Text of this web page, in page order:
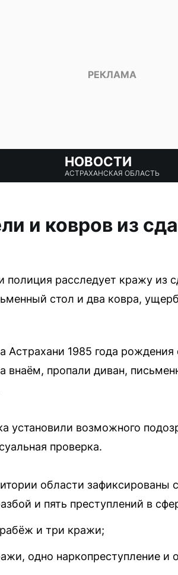
НОВОСТИ
АСТРАХАНСКАЯ ОБЛАСТЬ
и ковров из
полиция расследует кражу из
стол и два ковра,
Астрахани 1985 года
внаём, пропали диван,
установили возможного
проверка.
области зафиксированы
и пять преступлений в
и три кражи;
одно наркопреступление и